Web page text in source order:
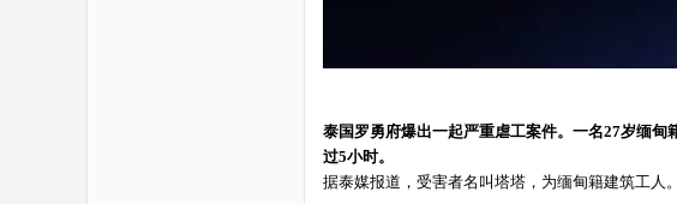
泰国罗勇府爆出一起严重虐工案件。一名27岁缅
过5小时。
据泰媒报道，受害者名叫塔塔，为缅甸籍建筑工人